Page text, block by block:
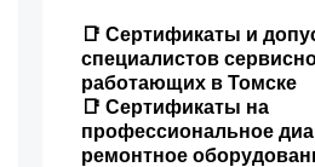
Замена трансформаторов
подсветки📑 Сертификаты и
специалистов
работающих в Томске
📑 Сертификаты на
профессиональное
ремонтное